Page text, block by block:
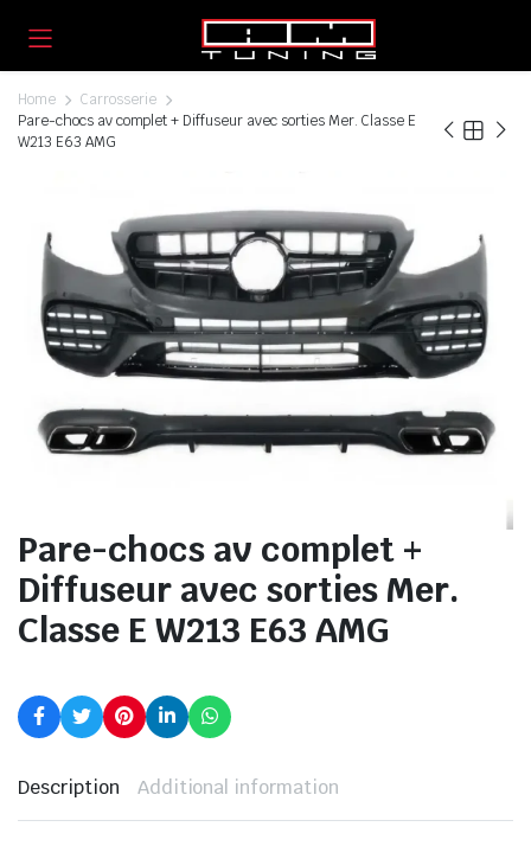
Home
Carrosserie
Pare-chocs av complet + Diffuseur avec sorties Mer. Classe E
W213 E63 AMG
Pare-chocs av complet +
Diffuseur avec sorties Mer.
Classe E W213 E63 AMG
Description Additional information